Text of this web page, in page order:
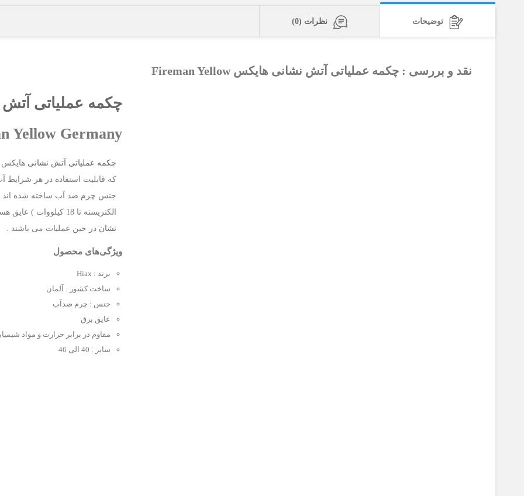
توضیحات نظرات (0)
نقد و بررسی : چکمه عملیاتی آتش نشانی هایکس Fireman Yellow
چکمه عملیاتی
Yellow Germany
چکمه عملیاتی آتش نشانی هایکس
که قابلیت استفاده در هر شرایط
جنس چرم ضد آب ساخته شده اند
الکتریسته تا 18 کیلووات ) عایق هستند و داراي انعطاف پذیري بالا جهت سهولت حرکت
نشان در حین عملیات می باشند .
ویژگی‌های محصول
برند : Hiax
ساخت کشور : آلمان
جنس : چرم ضدآب
عایق برق
مقاوم در برابر حرارت و مواد
سایز : 40 الی 46